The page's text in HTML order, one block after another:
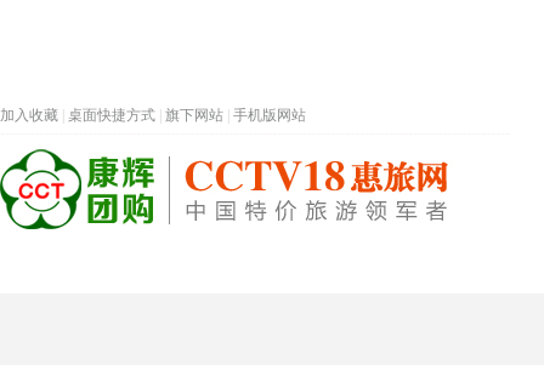
加入收藏 桌面快捷方式 旗下网站 手机版网站